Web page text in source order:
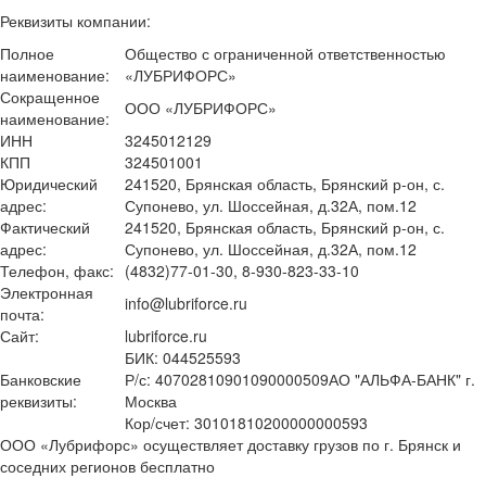
Реквизиты компании:
Полное
наименование:
Общество с ограниченной ответственностью
«ЛУБРИФОРС»
Сокращенное
наименование:
ООО «ЛУБРИФОРС»
ИНН
3245012129
КПП
324501001
Юридический
адрес:
241520, Брянская область, Брянский р-он, с.
Супонево, ул. Шоссейная, д.32А, пом.12
Фактический
адрес:
241520, Брянская область, Брянский р-он, с.
Супонево, ул. Шоссейная, д.32А, пом.12
Телефон, факс: (4832)77-01-30, 8-930-823-33-10
Электронная
почта:
info@lubriforce.ru
Сайт:
lubriforce.ru
Банковские
реквизиты:
БИК: 044525593
Р/с: 40702810901090000509АО "АЛЬФА-БАНК" г.
Москва
Кор/счет: 30101810200000000593
ООО «Лубрифорс» осуществляет доставку грузов по г. Брянск и
соседних регионов бесплатно